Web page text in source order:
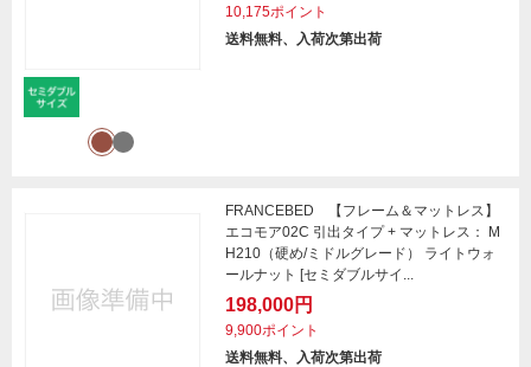
10,175ポイント
送料無料、入荷次第出荷
FRANCEBED 【フレーム＆マットレス】
エコモア02C 引出タイプ + マットレス： M
H210（硬め/ミドルグレード） ライトウォ
ールナット [セミダブルサイ...
198,000円
9,900ポイント
送料無料、入荷次第出荷